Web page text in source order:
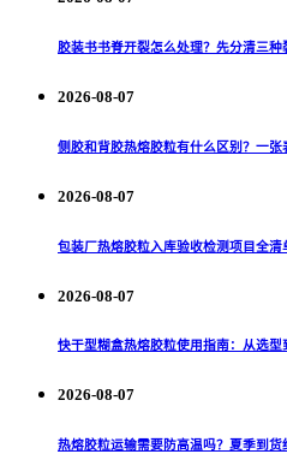
胶装书书脊开裂怎么处理？先分清三种
2026-08-07
侧胶和背胶热熔胶粒有什么区别？一张
2026-08-07
包装厂热熔胶粒入库验收检测项目全清
2026-08-07
快干型糊盒热熔胶粒使用指南：从选型
2026-08-07
热熔胶粒运输需要防高温吗？夏季到货